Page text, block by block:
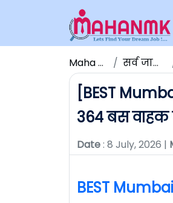
Maha NMK सर्व जाहिराती
[BEST
364 बस वाहक
Date: 8 July, 2026 |
BEST